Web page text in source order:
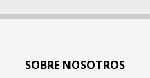
SOBRE NOSOTROS